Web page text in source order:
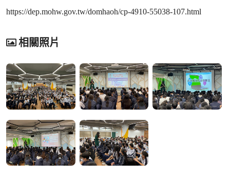
https://dep.mohw.gov.tw/domhaoh/cp-4910-55038-107.html
相關照片